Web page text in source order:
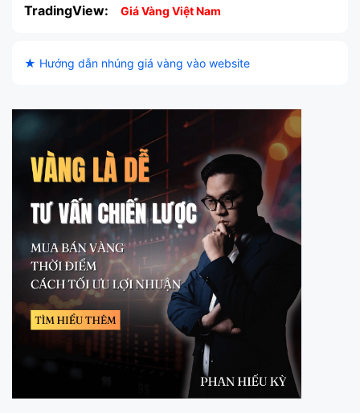
TradingView: Giá Vàng Việt Nam
★ Hướng dẫn nhúng giá vàng vào website